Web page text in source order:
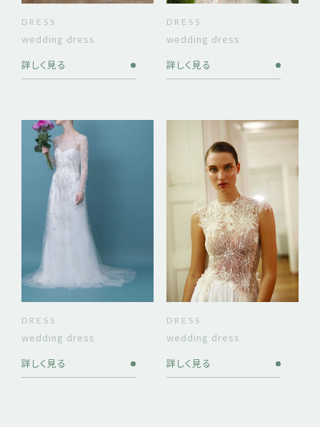
DRESS
wedding dress
詳しく見る
DRESS
wedding dress
詳しく見る
DRESS
wedding dress
詳しく見る
DRESS
wedding dress
詳しく見る